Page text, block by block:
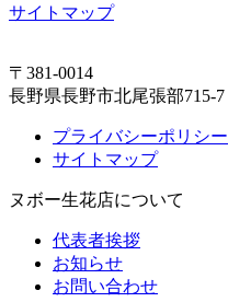
サイトマップ
〒381-0014
長野県長野市北尾張部715-7
プライバシーポリシー
サイトマップ
ヌボー生花店について
代表者挨拶
お知らせ
お問い合わせ